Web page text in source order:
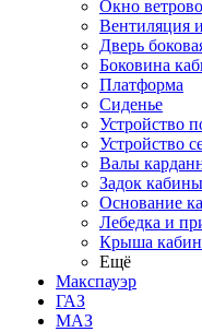
Окно
Вентиляция
Дверь
Боковина
Платформа
Сиденье
Устройство
Устройство
Валы
Задок кабины
Основание
Лебедка и
Крыша
Ещё
Макспауэр
ГАЗ
МАЗ